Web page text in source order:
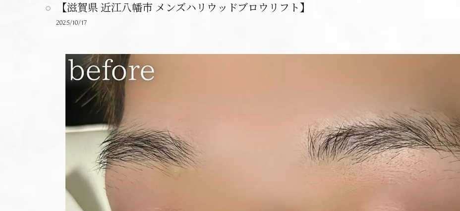
【滋賀県 近江八幡市 メンズハリウッドブロウリフト】
2025/10/17